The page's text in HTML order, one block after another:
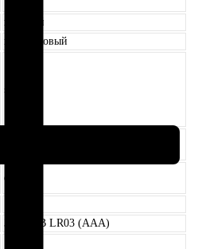
красный
маятниковый
± 4°
есть
3 x 1,5 В LR03 (AAA)